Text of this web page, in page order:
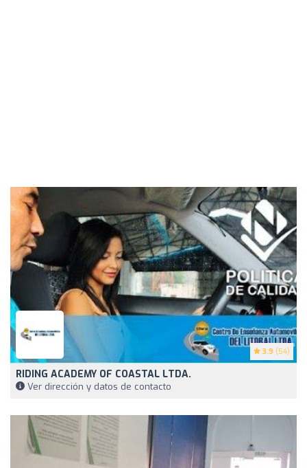
3.9 (54)
RIDING ACADEMY OF COASTAL LTDA.
Ver dirección y datos de contacto